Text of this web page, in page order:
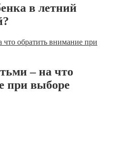
в летний
– на что
при выборе